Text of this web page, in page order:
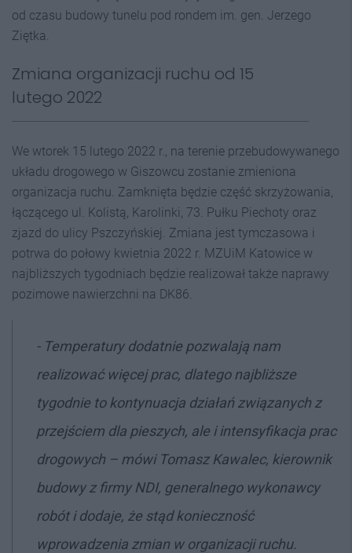
od czasu budowy tunelu pod rondem im. gen. Jerzego
Ziętka.
Zmiana organizacji ruchu od 15
lutego 2022
We wtorek 15 lutego 2022 r., na terenie przebudowywanego
układu drogowego w Giszowcu zostanie zmieniona
organizacja ruchu. Zamknięta będzie część skrzyżowania,
łączącego ul. Kolistą, Karolinki, 73. Pułku Piechoty oraz
zjazd do ulicy Pszczyńskiej. Zmiana jest tymczasowa i
potrwa do połowy kwietnia 2022 r. MZUiM Katowice w
najbliższych tygodniach będzie realizował także naprawy
pozimowe nawierzchni na DK86.
- Temperatury dodatnie pozwalają nam
realizować więcej prac, dlatego najbliższe
tygodnie to kontynuacja działań związanych z
przejściem dla pieszych, ale i intensyfikacja prac
drogowych – mówi Tomasz Kawalec, kierownik
budowy z firmy NDI, generalnego wykonawcy
robót i dodaje, że stąd konieczność
wprowadzenia zmian w organizacji ruchu.